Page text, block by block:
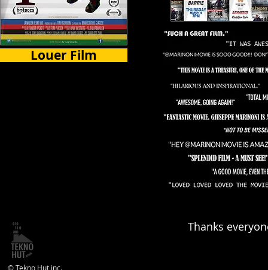
Louer Film
Thanks
© Tekno Hut inc.